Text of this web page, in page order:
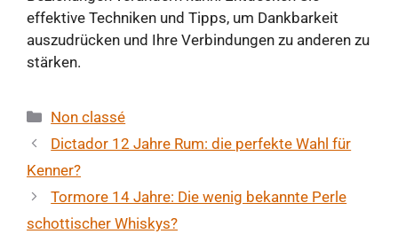
Kategorien
Non classé
Dictador 12 Jahre Rum: die perfekte Wahl für
Kenner?
Tormore 14 Jahre: Die wenig bekannte Perle
schottischer Whiskys?